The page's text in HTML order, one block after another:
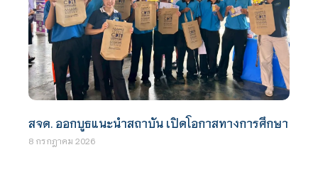
สจด. ออกบูธแนะนำสถาบัน เปิดโอกาสทางการศึกษา
8 กรกฎาคม 2026